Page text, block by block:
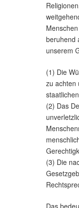
beruhend
unserem
(1) Die
zu achten
(2) Das
(3) Die